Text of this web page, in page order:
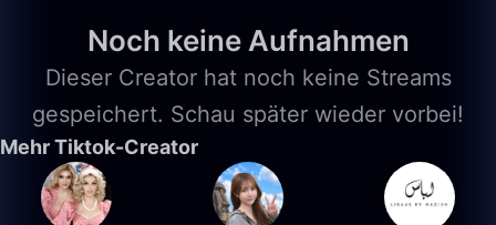
Noch keine Aufnahmen
Dieser Creator hat noch keine Streams
gespeichert. Schau später wieder vorbei!
Mehr Tiktok-Creator